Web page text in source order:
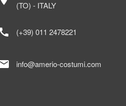
(TO) - ITALY
call (+39) 011 2478221
info@amerio-costumi.com